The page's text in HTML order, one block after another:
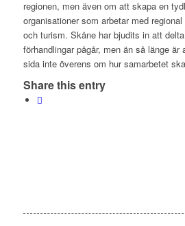
regionen, men även om att skapa en
organisationer som arbetar med
och turism. Skåne har bjudits in att
förhandlingar pågår, men än så länge
sida inte överens om hur samarbetet
Share this entry